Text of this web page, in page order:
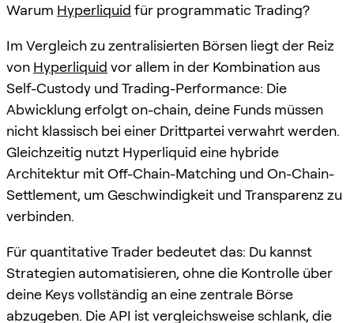
Warum Hyperliquid für programmatic Trading?
Im Vergleich zu zentralisierten Börsen liegt der Reiz
von Hyperliquid vor allem in der Kombination aus
Self-Custody und Trading-Performance: Die
Abwicklung erfolgt on-chain, deine Funds müssen
nicht klassisch bei einer Drittpartei verwahrt werden.
Gleichzeitig nutzt Hyperliquid eine hybride
Architektur mit Off-Chain-Matching und On-Chain-
Settlement, um Geschwindigkeit und Transparenz zu
verbinden.
Für quantitative Trader bedeutet das: Du kannst
Strategien automatisieren, ohne die Kontrolle über
deine Keys vollständig an eine zentrale Börse
abzugeben. Die API ist vergleichsweise schlank, die